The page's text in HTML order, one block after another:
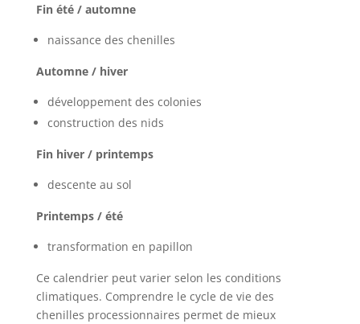
Fin été / automne
naissance des chenilles
Automne / hiver
développement des colonies
construction des nids
Fin hiver / printemps
descente au sol
Printemps / été
transformation en papillon
Ce calendrier peut varier selon les conditions
climatiques. Comprendre le cycle de vie des
chenilles processionnaires permet de mieux